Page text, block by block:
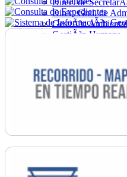
Direc. de
Direc. Gral. de
GestiÃ³n Ambiental
GestiÃ³n Humana
Ordenamiento
PromociÃ³n Social
Salud
SecretarÃ­a General